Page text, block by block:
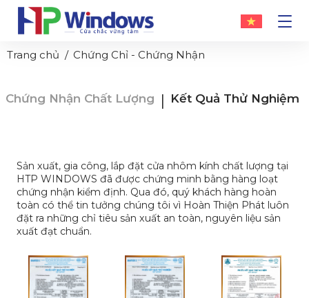
Trang chủ Chứng Chỉ - Chứng Nhận
Chứng Nhận Chất Lượng | Kết Quả Thử Nghiệm
Sản xuất, gia công, lắp đặt cửa nhôm kính chất lượng tại
HTP WINDOWS đã được chứng minh bằng hàng loạt
chứng nhận kiểm định. Qua đó, quý khách hàng hoàn
toàn có thể tin tưởng chúng tôi vì Hoàn Thiện Phát luôn
đặt ra những chỉ tiêu sản xuất an toàn, nguyên liệu sản
xuất đạt chuẩn.